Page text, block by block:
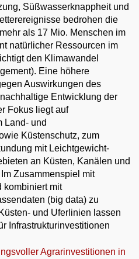
Süßwasserknappheit und
bedrohen die
als 17 Mio. Menschen im
natürlicher Ressourcen im
den Klimawandel
Eine höhere
Auswirkungen des
Entwicklung der
Fokus liegt auf
Land- und
Küstenschutz, zum
mit Leichtgewicht-
an Küsten, Kanälen und
Zusammenspiel mit
kombiniert mit
(big data) zu
und Uferlinien lassen
Infrastrukturinvestitionen
Agrarinvestitionen in